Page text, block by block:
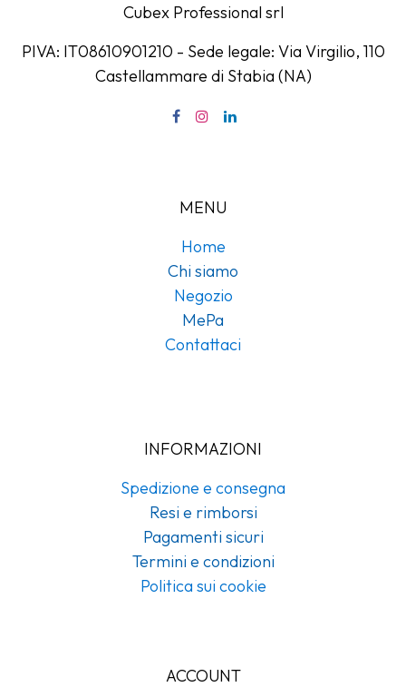
Cubex Professional srl
PIVA: IT08610901210 - Sede legale: Via Virgilio, 110
Castellammare di Stabia (NA)
MENU
Home
Chi siamo
Negozio
MePa
Contattaci
INFORMAZIONI
Spedizione e consegna
Resi e rimborsi
Pagamenti sicuri
Termini e condizioni
Politica sui cookie
ACCOUNT